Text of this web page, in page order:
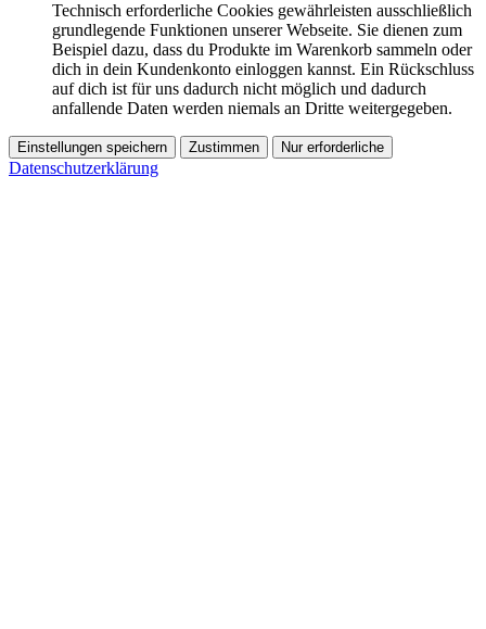
Technisch erforderliche Cookies gewährleisten ausschließlich
grundlegende Funktionen unserer Webseite. Sie dienen zum
Beispiel dazu, dass du Produkte im Warenkorb sammeln oder
dich in dein Kundenkonto einloggen kannst. Ein Rückschluss
auf dich ist für uns dadurch nicht möglich und dadurch
anfallende Daten werden niemals an Dritte weitergegeben.
Einstellungen speichern Zustimmen Nur erforderliche
Datenschutzerklärung